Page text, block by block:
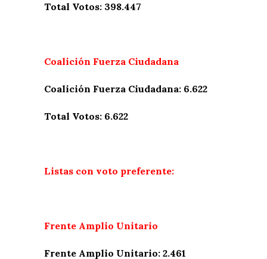
Total Votos: 398.447
Coalición Fuerza Ciudadana
Coalición Fuerza Ciudadana: 6.622
Total Votos: 6.622
Listas con voto preferente:
Frente Amplio Unitario
Frente Amplio Unitario: 2.461